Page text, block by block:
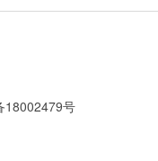
18002479号